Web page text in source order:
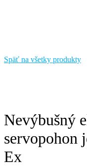
Späť na všetky produkty
Nevýbušný
servopohon
Ex